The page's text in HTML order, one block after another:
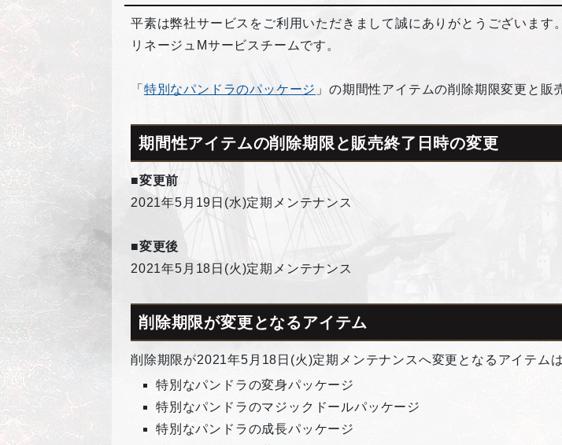
平素は弊社サービスをご利用いただきまして誠にありがとうございます。
リネージュMサービスチームです。
「 特別なパンドラのパッケージ 」の期間性アイテムの削除期限変更と販
期間性アイテムの削除期限と販売終了日時の変更
■変更前
2021年5月19日(水)定期メンテナンス
■変更後
2021年5月18日(火)定期メンテナンス
削除期限が変更となるアイテム
削除期限が2021年5月18日(火)定期メンテナンスへ変更となるアイテム
特別なパンドラの変身パッケージ
特別なパンドラのマジックドールパッケージ
特別なパンドラの成長パッケージ